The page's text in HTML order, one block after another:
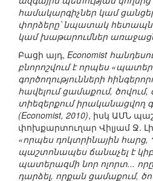
համակարգիչներ կամ
փորձերը՝ նպատակ
կամ խաթարումներ
Բացի այդ, Economist
բնորոշվում է որպես
գործողությունների
հավելում ցամաքում,
տիեզերքում իրականացվող
(Economist, 2010), իսկ ԱՄՆ
փոխքարտուղար Վիլյամ Ջ.
«որպես դոկտրինային
պաշտոնապես ճանաչել է
պատերազմի նոր ոլորտ...
դարձել, որքան ցամաքում,